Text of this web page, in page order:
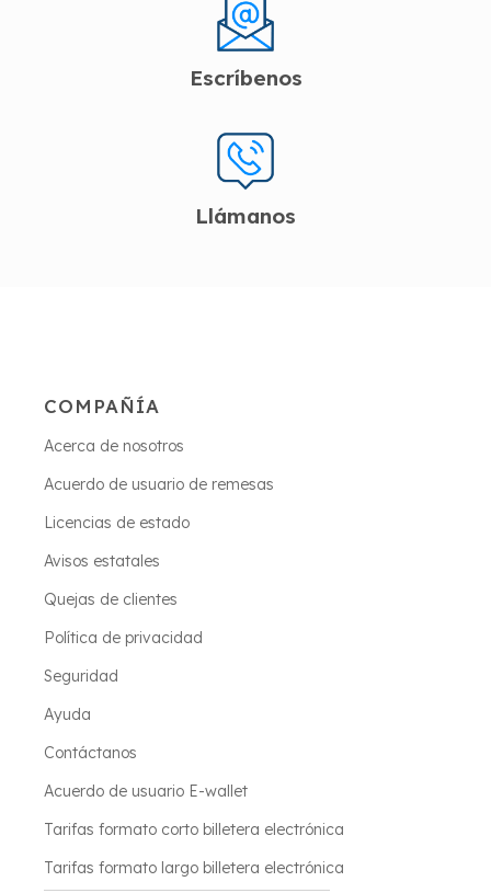
Escríbenos
Llámanos
COMPAÑÍA
Acerca de nosotros
Acuerdo de usuario de remesas
Licencias de estado
Avisos estatales
Quejas de clientes
Política de privacidad
Seguridad
Ayuda
Contáctanos
Acuerdo de usuario E-wallet
Tarifas formato corto billetera electrónica
Tarifas formato largo billetera electrónica